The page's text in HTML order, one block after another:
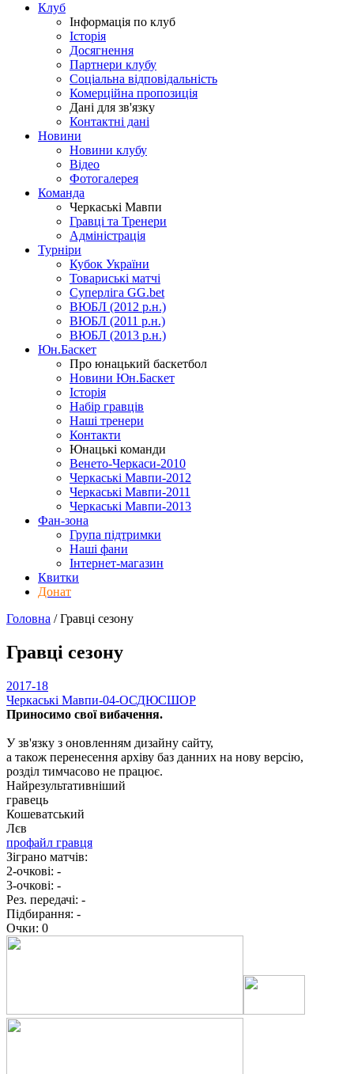
Клуб
Інформація по клуб
Історія
Досягнення
Партнери клубу
Соціальна відповідальність
Комерційна пропозиція
Дані для зв'язку
Контактні дані
Новини
Новини клубу
Відео
Фотогалерея
Команда
Черкаські Мавпи
Гравці та Тренери
Адміністрація
Турніри
Кубок України
Товариські матчі
Суперліга GG.bet
ВЮБЛ (2012 р.н.)
ВЮБЛ (2011 р.н.)
ВЮБЛ (2013 р.н.)
Юн.Баскет
Про юнацький баскетбол
Новини Юн.Баскет
Історія
Набір гравців
Наші тренери
Контакти
Юнацькі команди
Венето-Черкаси-2010
Черкаські Мавпи-2012
Черкаські Мавпи-2011
Черкаські Мавпи-2013
Фан-зона
Група підтримки
Наші фани
Інтернет-магазин
Квитки
Донат
Головна /Гравці сезону
Гравці сезону
2017-18
Черкаські Мавпи-04-ОСДЮСШОР
Приносимо свої вибачення.
У зв'язку з оновленням дизайну сайту,
а також перенесення архіву баз данних на нову версію,
розділ тимчасово не працює.
Найрезультативніший
гравець
Кошеватський
Лєв
профайл гравця
Зіграно матчів:
2-очкові: -
3-очкові: -
Рез. передачі: -
Підбирання: -
Очки: 0